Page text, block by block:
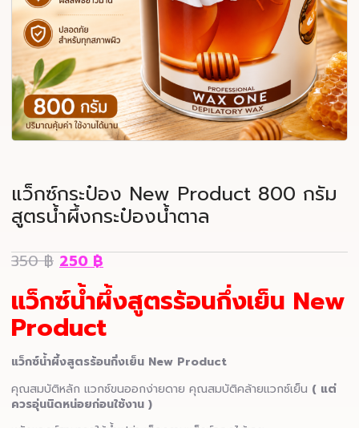
แว็กซ์กระป๋อง New Product 800 กรัม
สูตรน้ำผึ้งกระป๋องน้ำตาล
350฿ 250฿
แว็กซ์น้ำผึ้งสูตรร้อนกึ่งเย็น New
Product
แว็กซ์น้ำผึ้งสูตรร้อนกึ่งเย็น New Product
คุณสมบัติหลัก แวกซ์ขนออกง่ายดาย คุณสมบัติคล้ายแวกซ์เย็น ( แต่
ควรอุ่นนิดหน่อยก่อนใช้งาน )